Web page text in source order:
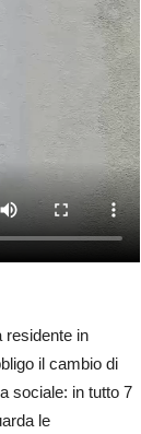
residente in
il cambio di
sociale: in tutto 7
le